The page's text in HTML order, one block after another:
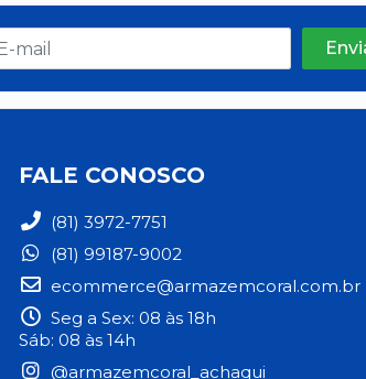
FALE CONOSCO
(81) 3972-7751
(81) 99187-9002
ecommerce@armazemcoral.com.br
Seg a Sex: 08 às 18h
Sáb: 08 às 14h
@armazemcoral_achaqui